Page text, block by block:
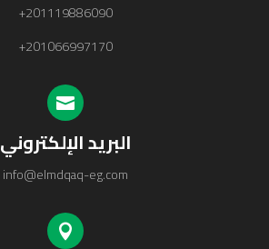
+201119886090
+201066997170

البريد الإلكتروني
info@elmdqaq-eg.com
